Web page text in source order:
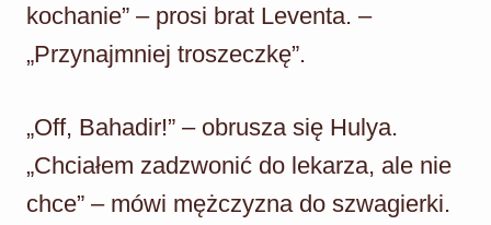
kochanie” – prosi brat Leventa. –
„Przynajmniej troszeczkę”.
„Off, Bahadir!” – obrusza się Hulya.
„Chciałem zadzwonić do lekarza, ale nie
chce” – mówi mężczyzna do szwagierki.